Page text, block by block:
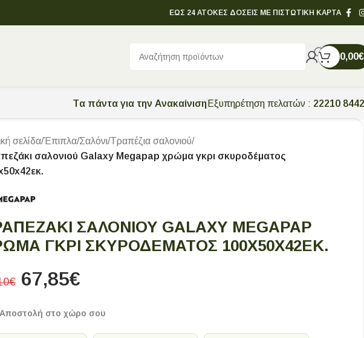
ΕΩΣ 24 ΑΤΟΚΕΣ ΔΟΣΕΙΣ ΜΕ ΠΙΣΤΩΤΙΚΗ ΚΑΡΤΑ
0,00€
Tα πάντα για την Ανακαίνιση Εξυπηρέτηση πελατών : 22210
σελίδα/Έπιπλα/Σαλόνι/Τραπέζια σαλονιού/
σαλονιού Galaxy Megapap χρώμα γκρι σκυροδέματος
ΣΑΛΟΝΙΟΎ GALAXY MEGAPAP
ΓΚΡΙ ΣΚΥΡΟΔΈΜΑΤΟΣ 100X50X42ΕΚ.
€ 67,85€
Αποστολή στο χώρο σου